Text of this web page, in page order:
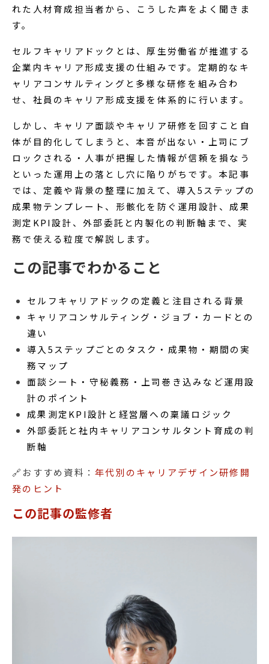
れた人材育成担当者から、こうした声をよく聞きま
す。
セルフキャリアドックとは、厚生労働省が推進する
企業内キャリア形成支援の仕組みです。定期的なキ
ャリアコンサルティングと多様な研修を組み合わ
せ、社員のキャリア形成支援を体系的に行います。
しかし、キャリア面談やキャリア研修を回すこと自
体が目的化してしまうと、本音が出ない・上司にブ
ロックされる・人事が把握した情報が信頼を損なう
といった運用上の落とし穴に陥りがちです。本記事
では、定義や背景の整理に加えて、導入5ステップの
成果物テンプレート、形骸化を防ぐ運用設計、成果
測定KPI設計、外部委託と内製化の判断軸まで、実
務で使える粒度で解説します。
この記事でわかること
セルフキャリアドックの定義と注目される背景
キャリアコンサルティング・ジョブ・カードとの
違い
導入5ステップごとのタスク・成果物・期間の実
務マップ
面談シート・守秘義務・上司巻き込みなど運用設
計のポイント
成果測定KPI設計と経営層への稟議ロジック
外部委託と社内キャリアコンサルタント育成の判
断軸
🔗おすすめ資料： 年代別のキャリアデザイン研修開
発のヒント
この記事の監修者